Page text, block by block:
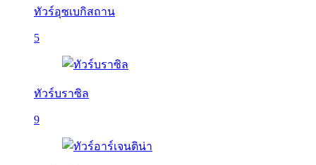
ทัวร์อุซเบกิสถาน
5
ทัวร์บราซิล
9